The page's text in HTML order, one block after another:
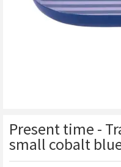
Present time -
small cobalt